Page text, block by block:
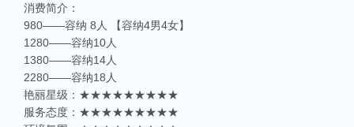
消费简介：
980——容纳 8人 【容纳4男4女】
1280——容纳10人
1380——容纳14人
2280——容纳18人
艳丽星级：★★★★★★★★★
服务态度：★★★★★★★★★